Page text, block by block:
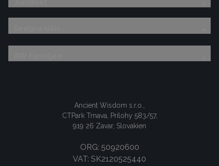
Ancient Wisdom s.r.o.,
CTPark Trnava, Prílohy 583/57,
919 26 Zavar, Slovakien
ORG: 50920600
VAT: SK2120525440